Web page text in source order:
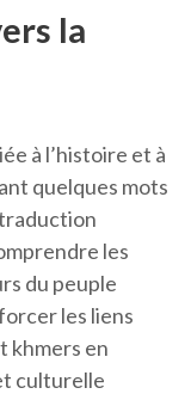
la
à l’histoire et à
quelques mots
les
du peuple
les liens
khmers en
culturelle